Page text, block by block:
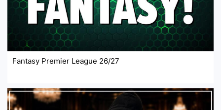
Fantasy Premier League 26/27